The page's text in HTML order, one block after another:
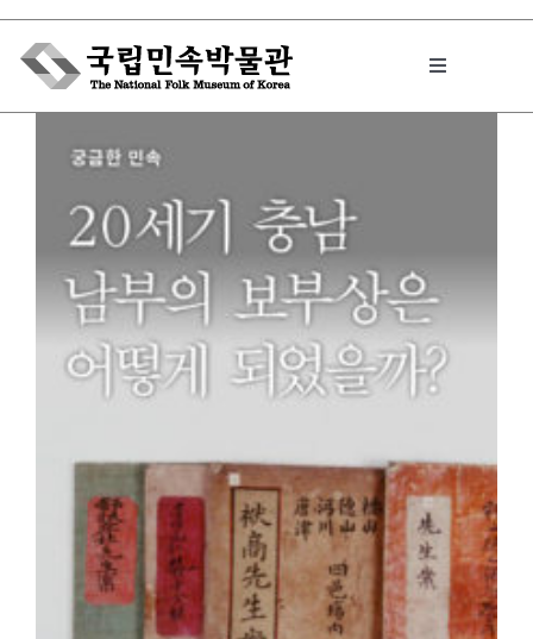
Skip
content
Toggle
박물관에서는
민속이야기
민속 인사이드
박물관 홈페이지